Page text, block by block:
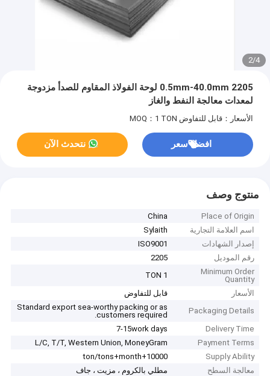
2/4
0.5mm-40.0mm 2205 لوحة الفولاذ المقاوم للصدأ مزدوجة
لمعدات معالجة النفط والغاز
الأسعار：قابل للتفاوض MOQ：1 TON
افضل سعر نتحدث الآن
منتوج وصف
Place of Origin
China
اسم العلامة التجارية
Sylaith
إصدار الشهادات
ISO9001
رقم الموديل
2205
Minimum Order
Quantity
1 TON
الأسعار
قابل للتفاوض
Packaging Details
Standard export sea-worthy packing or as
customers required.
Delivery Time
7-15work days
Payment Terms
L/C, T/T, Western Union, MoneyGram
Supply Ability
10000+ton/tons+month
معالجة السطح
مطلي بالكروم ، مزيت ، جاف